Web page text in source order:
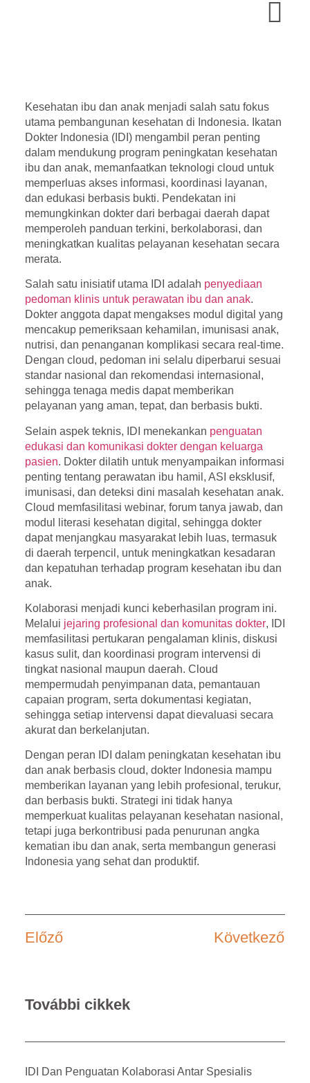
Kesehatan ibu dan anak menjadi salah satu fokus
utama pembangunan kesehatan di Indonesia. Ikatan
Dokter Indonesia (IDI) mengambil peran penting
dalam mendukung program peningkatan kesehatan
ibu dan anak, memanfaatkan teknologi cloud untuk
memperluas akses informasi, koordinasi layanan,
dan edukasi berbasis bukti. Pendekatan ini
memungkinkan dokter dari berbagai daerah dapat
memperoleh panduan terkini, berkolaborasi, dan
meningkatkan kualitas pelayanan kesehatan secara
merata.
Salah satu inisiatif utama IDI adalah penyediaan
pedoman klinis untuk perawatan ibu dan anak.
Dokter anggota dapat mengakses modul digital yang
mencakup pemeriksaan kehamilan, imunisasi anak,
nutrisi, dan penanganan komplikasi secara real-time.
Dengan cloud, pedoman ini selalu diperbarui sesuai
standar nasional dan rekomendasi internasional,
sehingga tenaga medis dapat memberikan
pelayanan yang aman, tepat, dan berbasis bukti.
Selain aspek teknis, IDI menekankan penguatan
edukasi dan komunikasi dokter dengan keluarga
pasien. Dokter dilatih untuk menyampaikan informasi
penting tentang perawatan ibu hamil, ASI eksklusif,
imunisasi, dan deteksi dini masalah kesehatan anak.
Cloud memfasilitasi webinar, forum tanya jawab, dan
modul literasi kesehatan digital, sehingga dokter
dapat menjangkau masyarakat lebih luas, termasuk
di daerah terpencil, untuk meningkatkan kesadaran
dan kepatuhan terhadap program kesehatan ibu dan
anak.
Kolaborasi menjadi kunci keberhasilan program ini.
Melalui jejaring profesional dan komunitas dokter, IDI
memfasilitasi pertukaran pengalaman klinis, diskusi
kasus sulit, dan koordinasi program intervensi di
tingkat nasional maupun daerah. Cloud
mempermudah penyimpanan data, pemantauan
capaian program, serta dokumentasi kegiatan,
sehingga setiap intervensi dapat dievaluasi secara
akurat dan berkelanjutan.
Dengan peran IDI dalam peningkatan kesehatan ibu
dan anak berbasis cloud, dokter Indonesia mampu
memberikan layanan yang lebih profesional, terukur,
dan berbasis bukti. Strategi ini tidak hanya
memperkuat kualitas pelayanan kesehatan nasional,
tetapi juga berkontribusi pada penurunan angka
kematian ibu dan anak, serta membangun generasi
Indonesia yang sehat dan produktif.
Előző Következő
További cikkek
IDI Dan Penguatan Kolaborasi Antar Spesialis